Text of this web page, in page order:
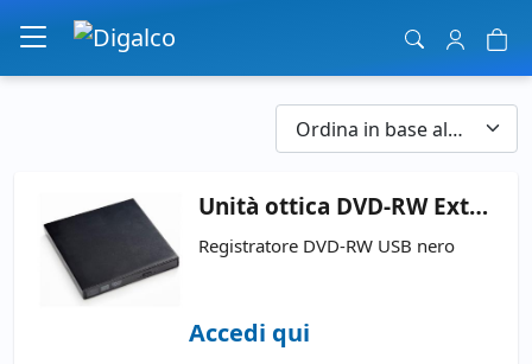
Navigazione principale
Unità ottica DVD-RW Externa USB
Registratore DVD-RW USB nero
Accedi qui